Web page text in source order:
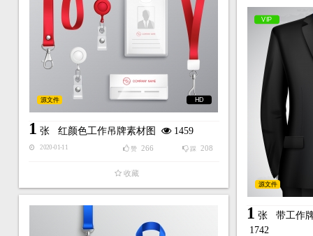
HD
源文件
1 张 红颜色工作吊牌素材图 1459
2020-01-11 踩 208
赞 266
收藏
VIP
源文件
1 张 带工作
1742